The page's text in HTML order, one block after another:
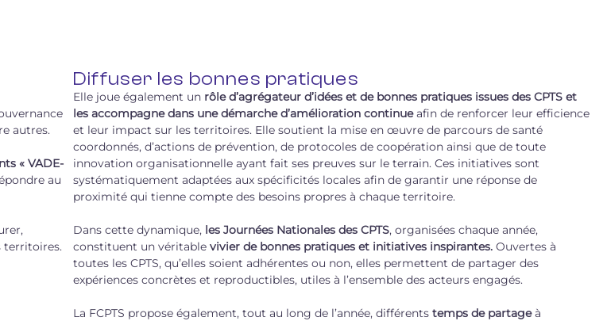
autres.
« VADE-
au
territoires.
Diffuser les bonnes pratiques
Elle joue également un rôle d’agrégateur d’idées et de bonnes pratiques issues des CPTS et
les accompagne dans une démarche d’amélioration continueafin de renforcer leur efficience
et leur impact sur les territoires. Elle soutient la mise en œuvre de parcours de santé
coordonnés, d’actions de prévention, de protocoles de coopération ainsi que de toute
innovation organisationnelle ayant fait ses preuves sur le terrain. Ces initiatives sont
systématiquement adaptées aux spécificités locales afin de garantir une réponse de
proximité qui tienne compte des besoins propres à chaque territoire.
Dans cette dynamique, les Journées Nationales des CPTS, organisées chaque année,
constituent un véritable vivier de bonnes pratiques et initiatives inspirantes. Ouvertes à
toutes les CPTS, qu’elles soient adhérentes ou non, elles permettent de partager des
expériences concrètes et reproductibles, utiles à l’ensemble des acteurs engagés.
La FCPTS propose également, tout au long de l’année, différents temps de partageà